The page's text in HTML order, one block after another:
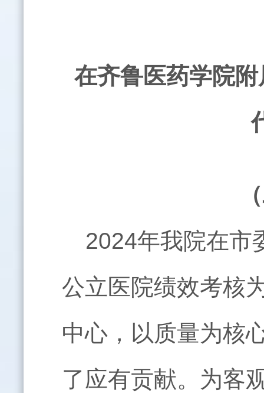
在齐鲁医药学院
2024年我院在市
公立医院绩效考核
中心，以质量为核
了应有贡献。为客